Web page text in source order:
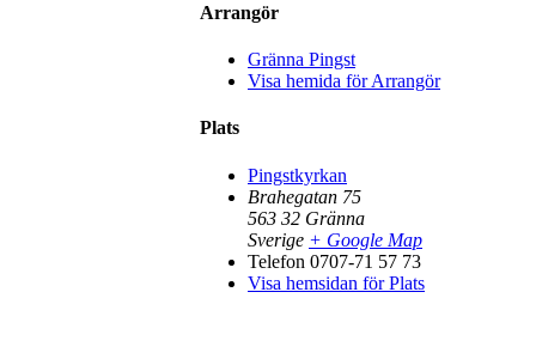
Arrangör
Gränna Pingst
Visa hemida för Arrangör
Plats
Pingstkyrkan
Brahegatan 75
563 32 Gränna
Sverige + Google Map
Telefon 0707-71 57 73
Visa hemsidan för Plats